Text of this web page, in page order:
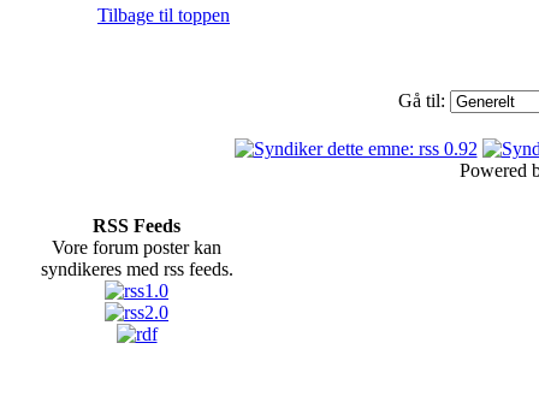
Tilbage til toppen
Gå til:
Powered
RSS Feeds
Vore forum poster kan
syndikeres med rss feeds.